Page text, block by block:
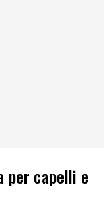
per capelli e